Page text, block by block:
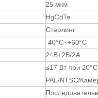
25 мкм
HgCdTe
Стерлинг
-40°С~+60°С
24В±2В/2А
≤17 Вт при 20°C
PAL/NTSC/